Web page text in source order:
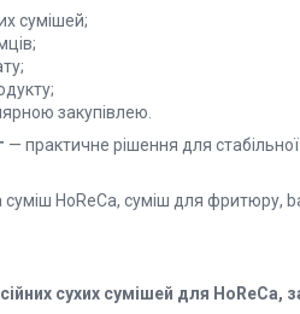
сумішей;
закупівлею.
— практичне рішення для стабільної
суміш HoReCa, суміш для фритюру,
сухих сумішей для HoReCa,